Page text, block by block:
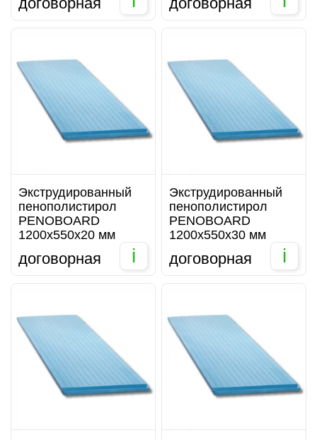
Экструдированный
пенополистирол
PENOBOARD
1200х550х20 мм
договорная i
Экструдированный
пенополистирол
PENOBOARD
1200х550х30 мм
договорная i